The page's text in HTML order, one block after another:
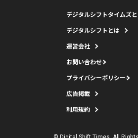
デジタルシフトタイムズ
デジタルシフトとは
運営会社
お問い合わせ
プライバシーポリシー
広告掲載
利用規約